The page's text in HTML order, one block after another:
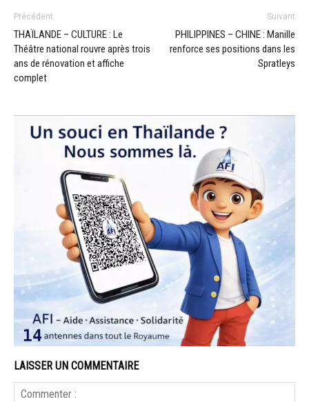
Précédent
THAÏLANDE – CULTURE : Le
Théâtre national rouvre après trois
ans de rénovation et affiche
complet
Suivant
PHILIPPINES – CHINE : Manille
renforce ses positions dans les
Spratleys
LAISSER UN COMMENTAIRE